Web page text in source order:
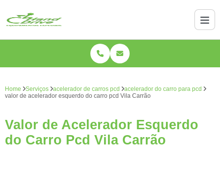
Home Serviços acelerador de carros pcd
acelerador do carro para pcd
valor de acelerador esquerdo do carro pcd Vila Carrão
Valor de Acelerador Esquerdo
do Carro Pcd Vila Carrão